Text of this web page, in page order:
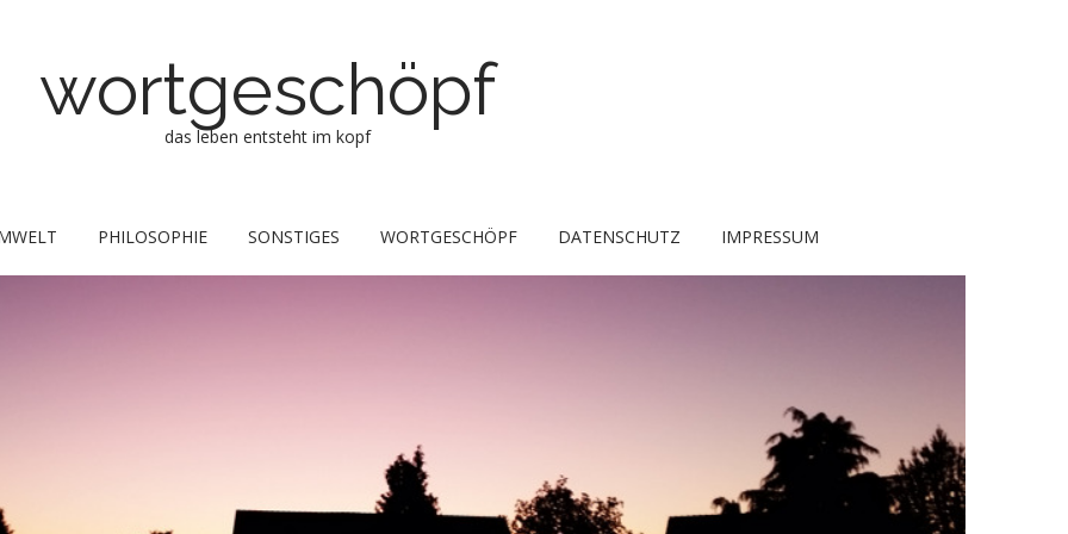
wortgeschöpf
das leben entsteht im kopf
PHILOSOPHIE SONSTIGES WORTGESCHÖPF DATENSCHUTZ IMPRESSUM